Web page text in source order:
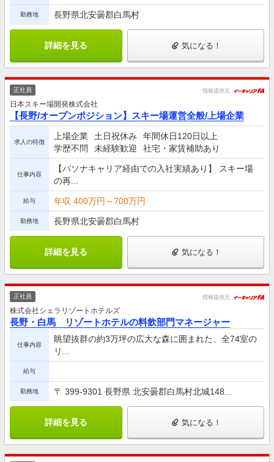
勤務地 長野県北安曇郡白馬村
詳細を見る 気になる！
正社員 情報提供元
日本スキー場開発株式会社
【長野/オープンポジション】スキー場運営全般/上場企業
求人の特徴
上場企業 土日祝休み
年間休日120日以上
学歴不問
未経験歓迎 社宅・家賃補助あり
仕事内容
【パソナキャリア経由での入社実績あり】 スキー場
の再...
給与 年収 400万円～700万円
勤務地 長野県北安曇郡白馬村
詳細を見る 気になる！
正社員 情報提供元
株式会社シェラリゾートホテルズ
長野・白馬 リゾートホテルの料飲部門マネージャー
仕事内容
眺望抜群の約3万坪の広大な森に囲まれた、全74室の
リ...
給与
勤務地 〒 399-9301 長野県 北安曇郡白馬村北城148...
詳細を見る 気になる！